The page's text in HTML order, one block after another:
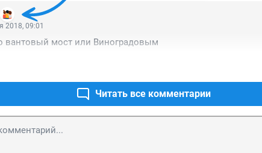
2018, 09:01
вантовый мост или Виноградовым
Читать все комментарии